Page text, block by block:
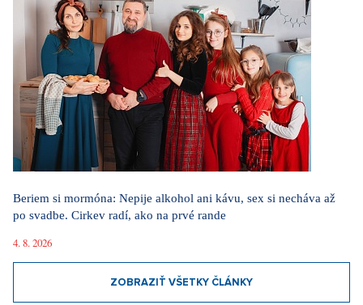
Beriem si mormóna: Nepije alkohol ani kávu, sex si necháva až
po svadbe. Cirkev radí, ako na prvé rande
4. 8. 2026
ZOBRAZIŤ VŠETKY ČLÁNKY